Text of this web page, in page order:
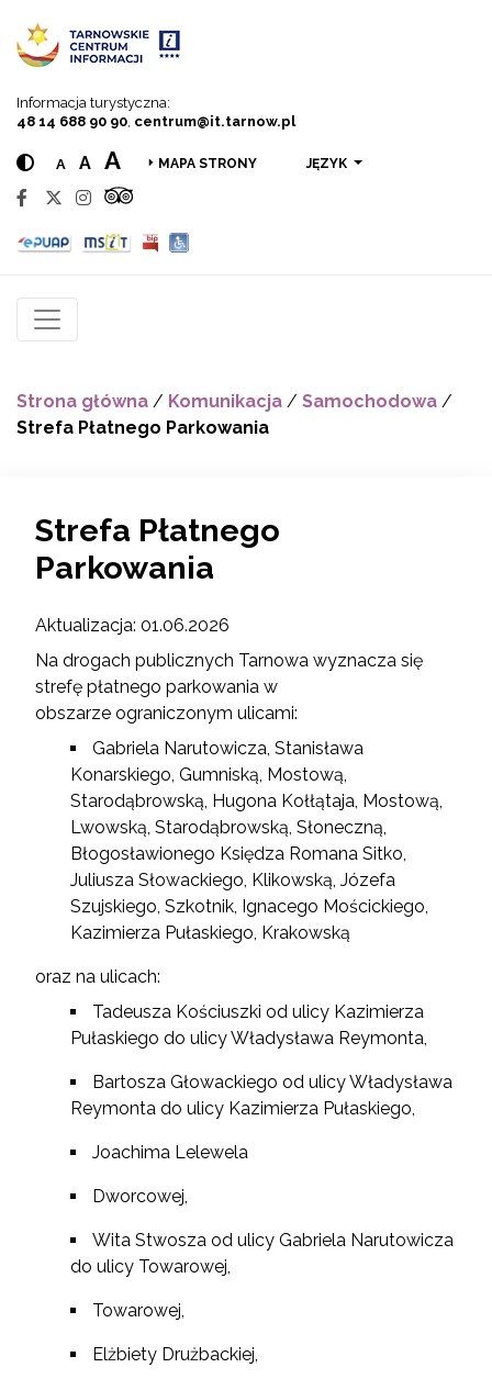
Informacja turystyczna:
48 14 688 90 90 centrum@it.tarnow.pl
A A A MAPA STRONY JĘZYK
Strona główna / Komunikacja / Samochodowa /
Strefa Płatnego Parkowania
Strefa Płatnego
Parkowania
Aktualizacja: 01.06.2026
Na drogach publicznych Tarnowa wyznacza się
strefę płatnego parkowania w
obszarze ograniczonym ulicami:
Gabriela Narutowicza, Stanisława
Konarskiego, Gumniską, Mostową,
Starodąbrowską, Hugona Kołłątaja, Mostową,
Lwowską, Starodąbrowską, Słoneczną,
Błogosławionego Księdza Romana Sitko,
Juliusza Słowackiego, Klikowską, Józefa
Szujskiego, Szkotnik, Ignacego Mościckiego,
Kazimierza Pułaskiego, Krakowską
oraz na ulicach:
Tadeusza Kościuszki od ulicy Kazimierza
Pułaskiego do ulicy Władysława Reymonta,
Bartosza Głowackiego od ulicy Władysława
Reymonta do ulicy Kazimierza Pułaskiego,
Joachima Lelewela
Dworcowej,
Wita Stwosza od ulicy Gabriela Narutowicza
do ulicy Towarowej,
Towarowej,
Elżbiety Drużbackiej,